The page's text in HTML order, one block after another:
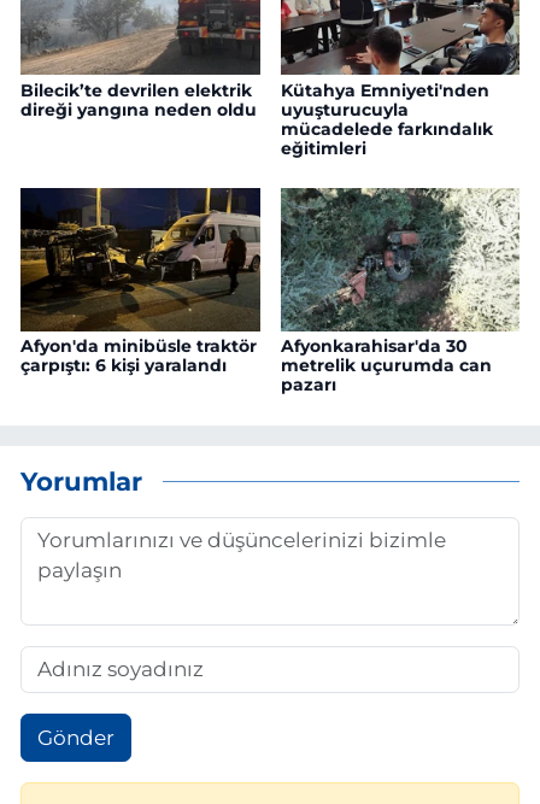
Bilecik’te devrilen elektrik
direği yangına neden oldu
Kütahya Emniyeti'nden
uyuşturucuyla
mücadelede farkındalık
eğitimleri
Afyon'da minibüsle traktör
çarpıştı: 6 kişi yaralandı
Afyonkarahisar'da 30
metrelik uçurumda can
pazarı
Yorumlar
Gönder